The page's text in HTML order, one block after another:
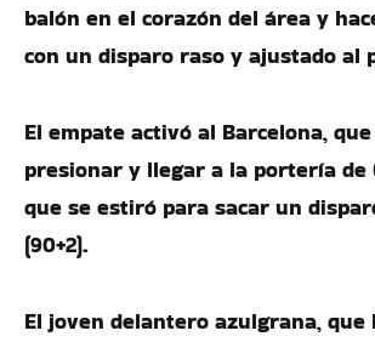
balón en el corazón del área y
con un disparo raso y ajustado al
El empate activó al Barcelona,
presionar y llegar a la portería de
que se estiró para sacar un
(90+2).
El joven delantero azulgrana,